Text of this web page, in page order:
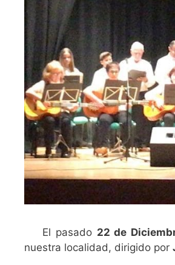
El pasado 22 de
nuestra localidad, dirigido por